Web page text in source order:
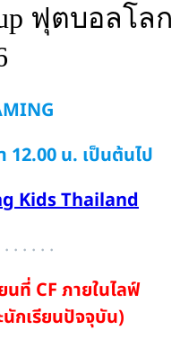
ฟุตบอลโลก
12.00 น. เป็นต้นไป
Kids Thailand
. . . . .
ที่ CF ภายในไลฟ์
กเรียนปัจจุบัน)